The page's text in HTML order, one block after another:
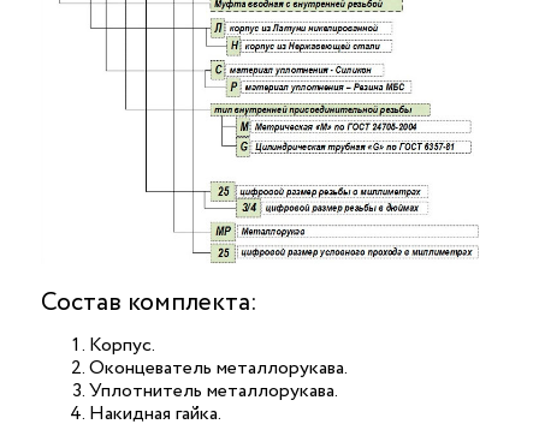
Состав комплекта:
Корпус.
Оконцеватель металлорукава.
Уплотнитель металлорукава.
Накидная гайка.